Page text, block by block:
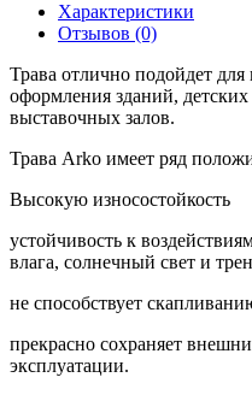
Характеристики
Отзывов (0)
Трава отлично подойдет
оформления зданий,
выставочных залов.
Трава Arko имеет ряд
Высокую износостойкость
устойчивость к
влага, солнечный свет и
не способствует
прекрасно сохраняет
эксплуатации.